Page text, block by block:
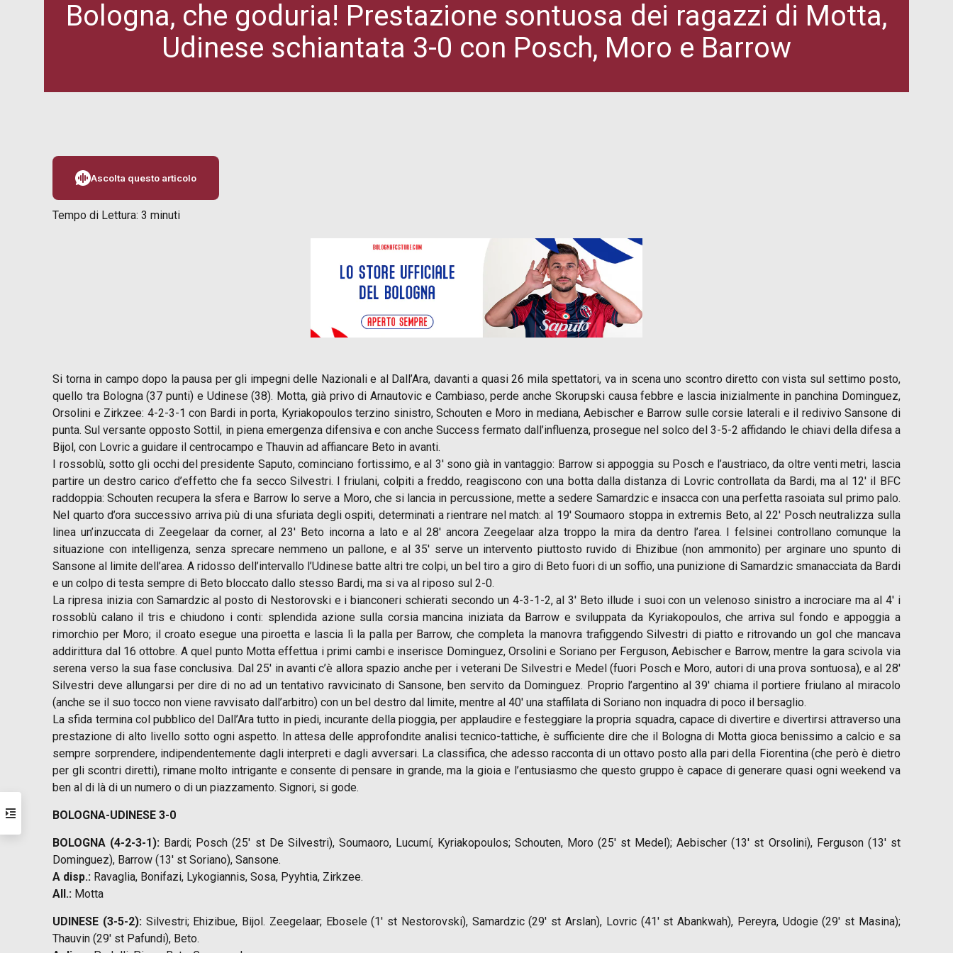
Bologna, che goduria! Prestazione sontuosa dei ragazzi di Motta,
Udinese schiantata 3-0 con Posch, Moro e Barrow
Ascolta questo articolo
Tempo di Lettura:3 minuti
Si torna in campo dopo la pausa per gli impegni delle Nazionali e al Dall’Ara, davanti a quasi 26 mila spettatori, va in scena uno scontro diretto con vista sul settimo posto,
quello tra Bologna (37 punti) e Udinese (38). Motta, già privo di Arnautovic e Cambiaso, perde anche Skorupski causa febbre e lascia inizialmente in panchina Dominguez,
Orsolini e Zirkzee: 4-2-3-1 con Bardi in porta, Kyriakopoulos terzino sinistro, Schouten e Moro in mediana, Aebischer e Barrow sulle corsie laterali e il redivivo Sansone di
punta. Sul versante opposto Sottil, in piena emergenza difensiva e con anche Success fermato dall’influenza, prosegue nel solco del 3-5-2 affidando le chiavi della difesa a
Bijol, con Lovric a guidare il centrocampo e Thauvin ad affiancare Beto in avanti.
I rossoblù, sotto gli occhi del presidente Saputo, cominciano fortissimo, e al 3′ sono già in vantaggio: Barrow si appoggia su Posch e l’austriaco, da oltre venti metri, lascia
partire un destro carico d’effetto che fa secco Silvestri. I friulani, colpiti a freddo, reagiscono con una botta dalla distanza di Lovric controllata da Bardi, ma al 12′ il BFC
raddoppia: Schouten recupera la sfera e Barrow lo serve a Moro, che si lancia in percussione, mette a sedere Samardzic e insacca con una perfetta rasoiata sul primo palo.
Nel quarto d’ora successivo arriva più di una sfuriata degli ospiti, determinati a rientrare nel match: al 19′ Soumaoro stoppa in extremis Beto, al 22′ Posch neutralizza sulla
linea un’inzuccata di Zeegelaar da corner, al 23′ Beto incorna a lato e al 28′ ancora Zeegelaar alza troppo la mira da dentro l’area. I felsinei controllano comunque la
situazione con intelligenza, senza sprecare nemmeno un pallone, e al 35′ serve un intervento piuttosto ruvido di Ehizibue (non ammonito) per arginare uno spunto di
Sansone al limite dell’area. A ridosso dell’intervallo l’Udinese batte altri tre colpi, un bel tiro a giro di Beto fuori di un soffio, una punizione di Samardzic smanacciata da Bardi
e un colpo di testa sempre di Beto bloccato dallo stesso Bardi, ma si va al riposo sul 2-0.
La ripresa inizia con Samardzic al posto di Nestorovski e i bianconeri schierati secondo un 4-3-1-2, al 3′ Beto illude i suoi con un velenoso sinistro a incrociare ma al 4′ i
rossoblù calano il tris e chiudono i conti: splendida azione sulla corsia mancina iniziata da Barrow e sviluppata da Kyriakopoulos, che arriva sul fondo e appoggia a
rimorchio per Moro; il croato esegue una piroetta e lascia lì la palla per Barrow, che completa la manovra trafiggendo Silvestri di piatto e ritrovando un gol che mancava
addirittura dal 16 ottobre. A quel punto Motta effettua i primi cambi e inserisce Dominguez, Orsolini e Soriano per Ferguson, Aebischer e Barrow, mentre la gara scivola via
serena verso la sua fase conclusiva. Dal 25′ in avanti c’è allora spazio anche per i veterani De Silvestri e Medel (fuori Posch e Moro, autori di una prova sontuosa), e al 28′
Silvestri deve allungarsi per dire di no ad un tentativo ravvicinato di Sansone, ben servito da Dominguez. Proprio l’argentino al 39′ chiama il portiere friulano al miracolo
(anche se il suo tocco non viene ravvisato dall’arbitro) con un bel destro dal limite, mentre al 40′ una staffilata di Soriano non inquadra di poco il bersaglio.
La sfida termina col pubblico del Dall’Ara tutto in piedi, incurante della pioggia, per applaudire e festeggiare la propria squadra, capace di divertire e divertirsi attraverso una
prestazione di alto livello sotto ogni aspetto. In attesa delle approfondite analisi tecnico-tattiche, è sufficiente dire che il Bologna di Motta gioca benissimo a calcio e sa
sempre sorprendere, indipendentemente dagli interpreti e dagli avversari. La classifica, che adesso racconta di un ottavo posto alla pari della Fiorentina (che però è dietro
per gli scontri diretti), rimane molto intrigante e consente di pensare in grande, ma la gioia e l’entusiasmo che questo gruppo è capace di generare quasi ogni weekend va
ben al di là di un numero o di un piazzamento. Signori, si gode.
BOLOGNA-UDINESE 3-0
BOLOGNA (4-2-3-1): Bardi; Posch (25′ st De Silvestri), Soumaoro, Lucumí, Kyriakopoulos; Schouten, Moro (25′ st Medel); Aebischer (13′ st Orsolini), Ferguson (13′ st
Dominguez), Barrow (13′ st Soriano), Sansone.
A disp.: Ravaglia, Bonifazi, Lykogiannis, Sosa, Pyyhtia, Zirkzee.
All.: Motta
UDINESE (3-5-2):Silvestri; Ehizibue, Bijol. Zeegelaar; Ebosele (1′ st Nestorovski), Samardzic (29′ st Arslan), Lovric (41′ st Abankwah), Pereyra, Udogie (29′ st Masina);
Thauvin (29′ st Pafundi), Beto.